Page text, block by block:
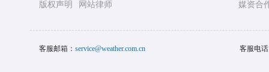
版权声明 网站律师 媒资合
客服邮箱： service@weather.com.cn 客服电